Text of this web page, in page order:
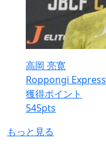
高岡 亮寛
Roppongi Express
獲得ポイント
545pts
もっと見る